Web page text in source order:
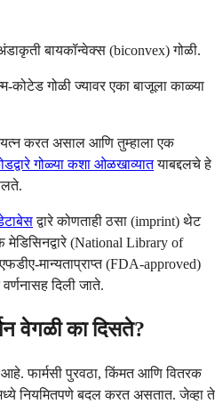
बायकॉन्वेक्स (biconvex) गोळी.
कोटेड गोळी ज्यावर एका बाजूला काळ्या
करत असाल आणि तुम्हाला एक
गोळ्या कशा ओळखाव्यातयाबद्दलचे हे
द्वारे कोणताही ठसा (imprint) थेट
(National Library of
मान्यताप्राप्त (FDA-approved)
दिली जाते.
वेगळी का दिसते?
फार्मसी पुरवठा, किंमत आणि वितरक
नियमितपणे बदल करत असतात. जेव्हा ते